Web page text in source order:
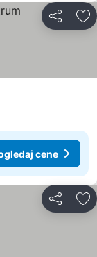
Deli
cene
Deli